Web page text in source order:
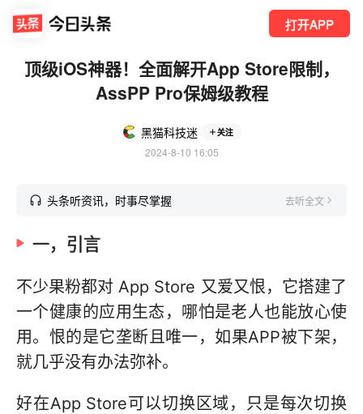
打开APP
顶级iOS神器！全面解开App Store限制，
AssPP Pro保姆级教程
黑猫科技迷 关注
2024-8-10 16:05
头条听资讯，时事尽掌握 去听全文
一，引言
不少果粉都对 App Store 又爱又恨，它搭建了
一个健康的应用生态，哪怕是老人也能放心使
用。恨的是它垄断且唯一，如果APP被下架，
就几乎没有办法弥补。
好在App Store可以切换区域，只是每次切换